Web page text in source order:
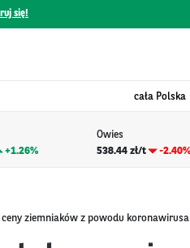
się!
cała Polska
+1.26%
Owies
538.44 zł/t
-2.40%
ceny ziemniaków z powodu koronawirusa